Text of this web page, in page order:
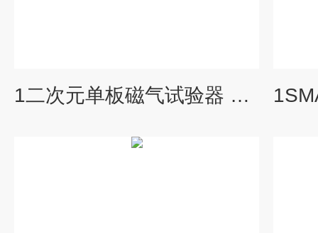
1二次元单板磁气试验器 二维磁性测试仪